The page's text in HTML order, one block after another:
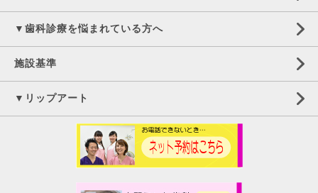
▼歯科診療を悩まれている方へ
施設基準
▼リップアート